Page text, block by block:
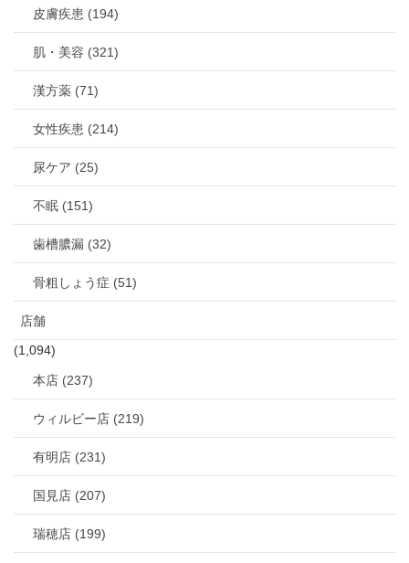
皮膚疾患 (194)
肌・美容 (321)
漢方薬 (71)
女性疾患 (214)
尿ケア (25)
不眠 (151)
歯槽膿漏 (32)
骨粗しょう症 (51)
店舗
(1,094)
本店 (237)
ウィルビー店 (219)
有明店 (231)
国見店 (207)
瑞穂店 (199)